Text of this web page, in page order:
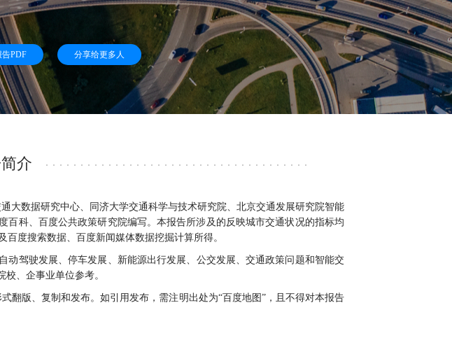
PDF 分享给更多人
介
大数据研究中心、同济大学交通科学与技术研究院、北京交通发展研究院智能
百科、百度公共政策研究院编写。本报告所涉及的反映城市交通状况的指标均
度搜索数据、百度新闻媒体数据挖掘计算所得。
驾驶发展、停车发展、新能源出行发展、公交发展、交通政策问题和智能交
、企事业单位参考。
翻版、复制和发布。如引用发布，需注明出处为“百度地图”，且不得对本报告